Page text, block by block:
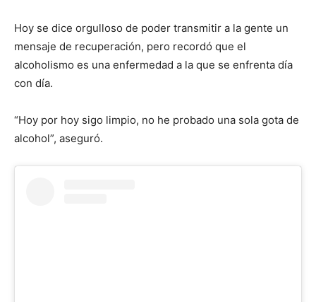
Hoy se dice orgulloso de poder transmitir a la gente un
mensaje de recuperación, pero recordó que el
alcoholismo es una enfermedad a la que se enfrenta día
con día.
“Hoy por hoy sigo limpio, no he probado una sola gota de
alcohol”, aseguró.